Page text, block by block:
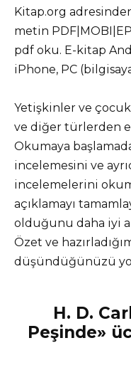
Kitap.org
metin
pdf oku. E-kitap
iPhone, PC
Yetişkinler ve
ve diğer türlerden
Okumaya
incelemesini ve
incelemelerini
açıklamayı
olduğunu daha iyi
Özet ve
düşündüğünüzü
H. D.
Peşinde»